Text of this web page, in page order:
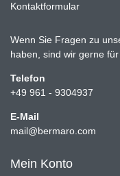
Kontaktformular
Wenn Sie Fragen zu
haben, sind wir gerne
Telefon
+49 961 - 9304937
E-Mail
mail@bermaro.com
Mein Konto